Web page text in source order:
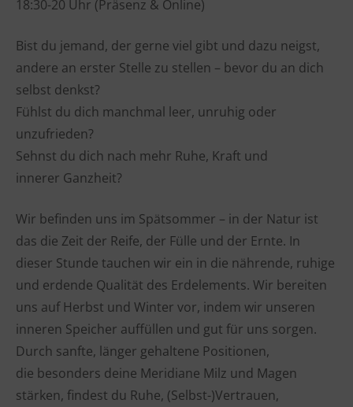
18:30-20 Uhr (Präsenz & Online)
Bist du jemand, der gerne viel gibt und dazu neigst,
andere an erster Stelle zu stellen – bevor du an dich
selbst denkst?
Fühlst du dich manchmal leer, unruhig oder
unzufrieden?
Sehnst du dich nach mehr Ruhe, Kraft und
innerer Ganzheit?
Wir befinden uns im Spätsommer – in der Natur ist
das die Zeit der Reife, der Fülle und der Ernte. In
dieser Stunde tauchen wir ein in die nährende, ruhige
und erdende Qualität des Erdelements. Wir bereiten
uns auf Herbst und Winter vor, indem wir unseren
inneren Speicher auffüllen und gut für uns sorgen.
Durch sanfte, länger gehaltene Positionen,
die besonders deine Meridiane Milz und Magen
stärken, findest du Ruhe, (Selbst-)Vertrauen,